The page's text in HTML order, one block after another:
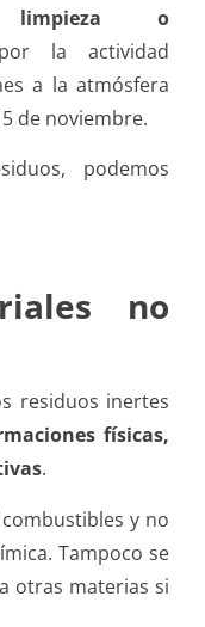
limpieza o
la actividad
a la atmósfera
de noviembre.
podemos
no
residuos inertes
físicas,
.
y no
Tampoco se
otras materias si